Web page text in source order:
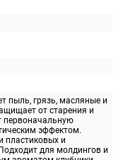
пыль, грязь, масляные и
от старения и
первоначальную
эффектом.
пластиковых и
для молдингов и